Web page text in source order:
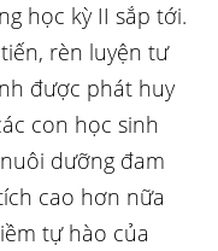
học kỳ II sắp tới.
rèn luyện tư
được phát huy
con học sinh
dưỡng đam
cao hơn nữa
tự hào của